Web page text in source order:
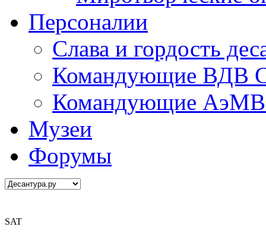
Персоналии
Слава и гордость
Командующие ВДВ
Командующие АэМВ
Музеи
Форумы
SAT